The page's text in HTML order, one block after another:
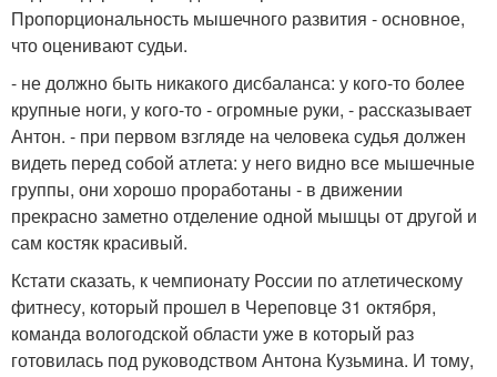
Пропорциональность мышечного развития - основное,
что оценивают судьи.
- не должно быть никакого дисбаланса: у кого-то более
крупные ноги, у кого-то - огромные руки, - рассказывает
Антон. - при первом взгляде на человека судья должен
видеть перед собой атлета: у него видно все мышечные
группы, они хорошо проработаны - в движении
прекрасно заметно отделение одной мышцы от другой и
сам костяк красивый.
Кстати сказать, к чемпионату России по атлетическому
фитнесу, который прошел в Череповце 31 октября,
команда вологодской области уже в который раз
готовилась под руководством Антона Кузьмина. И тому,